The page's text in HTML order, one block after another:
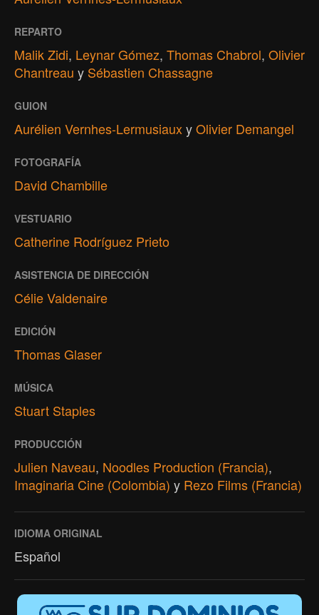
REPARTO
Malik Zidi, Leynar Gómez, Thomas Chabrol, Olivier
Chantreau y Sébastien Chassagne
GUION
Aurélien Vernhes-LermusiauxyOlivier Demangel
FOTOGRAFÍA
David Chambille
VESTUARIO
Catherine Rodríguez Prieto
ASISTENCIA DE DIRECCIÓN
Célie Valdenaire
EDICIÓN
Thomas Glaser
MÚSICA
Stuart Staples
PRODUCCIÓN
Julien Naveau, Noodles Production (Francia),
Imaginaria Cine (Colombia) y Rezo Films (Francia)
IDIOMA ORIGINAL
Español